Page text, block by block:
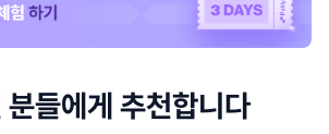
분들에게 추천합니다